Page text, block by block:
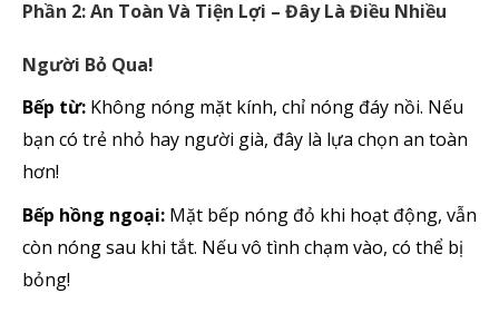
Phần 2: An Toàn Và Tiện Lợi – Đây Là Điều Nhiều
Người Bỏ Qua!
Bếp từ: Không nóng mặt kính, chỉ nóng đáy nồi. Nếu
bạn có trẻ nhỏ hay người già, đây là lựa chọn an toàn
hơn!
Bếp hồng ngoại: Mặt bếp nóng đỏ khi hoạt động, vẫn
còn nóng sau khi tắt. Nếu vô tình chạm vào, có thể bị
bỏng!